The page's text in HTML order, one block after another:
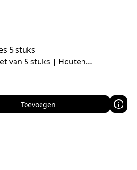
5 stuks
van 5 stuks | Houten…
Toevoegen